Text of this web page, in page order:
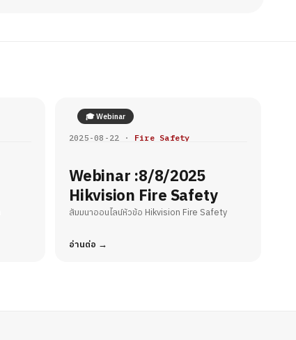
🎓 Webinar
2025-08-22 · Fire Safety
Webinar :8/8/2025
Hikvision Fire Safety
สัมมนาออนไลน์หัวข้อ Hikvision Fire Safety
อ่านต่อ